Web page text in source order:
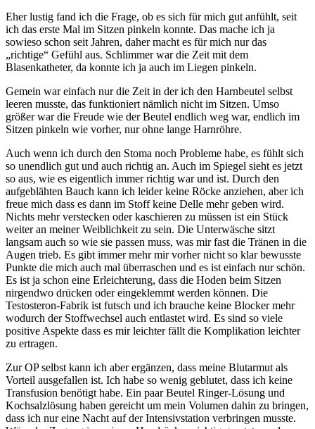
Eher lustig fand ich die Frage, ob es sich für mich gut anfühlt, seit
ich das erste Mal im Sitzen pinkeln konnte. Das mache ich ja
sowieso schon seit Jahren, daher macht es für mich nur das
„richtige“ Gefühl aus. Schlimmer war die Zeit mit dem
Blasenkatheter, da konnte ich ja auch im Liegen pinkeln.
Gemein war einfach nur die Zeit in der ich den Harnbeutel selbst
leeren musste, das funktioniert nämlich nicht im Sitzen. Umso
größer war die Freude wie der Beutel endlich weg war, endlich im
Sitzen pinkeln wie vorher, nur ohne lange Harnröhre.
Auch wenn ich durch den Stoma noch Probleme habe, es fühlt sich
so unendlich gut und auch richtig an. Auch im Spiegel sieht es jetzt
so aus, wie es eigentlich immer richtig war und ist. Durch den
aufgeblähten Bauch kann ich leider keine Röcke anziehen, aber ich
freue mich dass es dann im Stoff keine Delle mehr geben wird.
Nichts mehr verstecken oder kaschieren zu müssen ist ein Stück
weiter an meiner Weiblichkeit zu sein. Die Unterwäsche sitzt
langsam auch so wie sie passen muss, was mir fast die Tränen in die
Augen trieb. Es gibt immer mehr mir vorher nicht so klar bewusste
Punkte die mich auch mal überraschen und es ist einfach nur schön.
Es ist ja schon eine Erleichterung, dass die Hoden beim Sitzen
nirgendwo drücken oder eingeklemmt werden können. Die
Testosteron-Fabrik ist futsch und ich brauche keine Blocker mehr
wodurch der Stoffwechsel auch entlastet wird. Es sind so viele
positive Aspekte dass es mir leichter fällt die Komplikation leichter
zu ertragen.
Zur OP selbst kann ich aber ergänzen, dass meine Blutarmut als
Vorteil ausgefallen ist. Ich habe so wenig geblutet, dass ich keine
Transfusion benötigt habe. Ein paar Beutel Ringer-Lösung und
Kochsalzlösung haben gereicht um mein Volumen dahin zu bringen,
dass ich nur eine Nacht auf der Intensivstation verbringen musste.